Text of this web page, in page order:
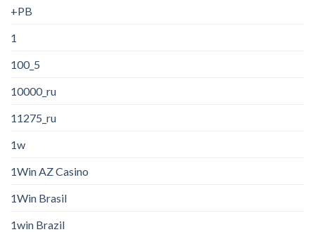
+PB
1
100_5
10000_ru
11275_ru
1w
1Win AZ Casino
1Win Brasil
1win Brazil